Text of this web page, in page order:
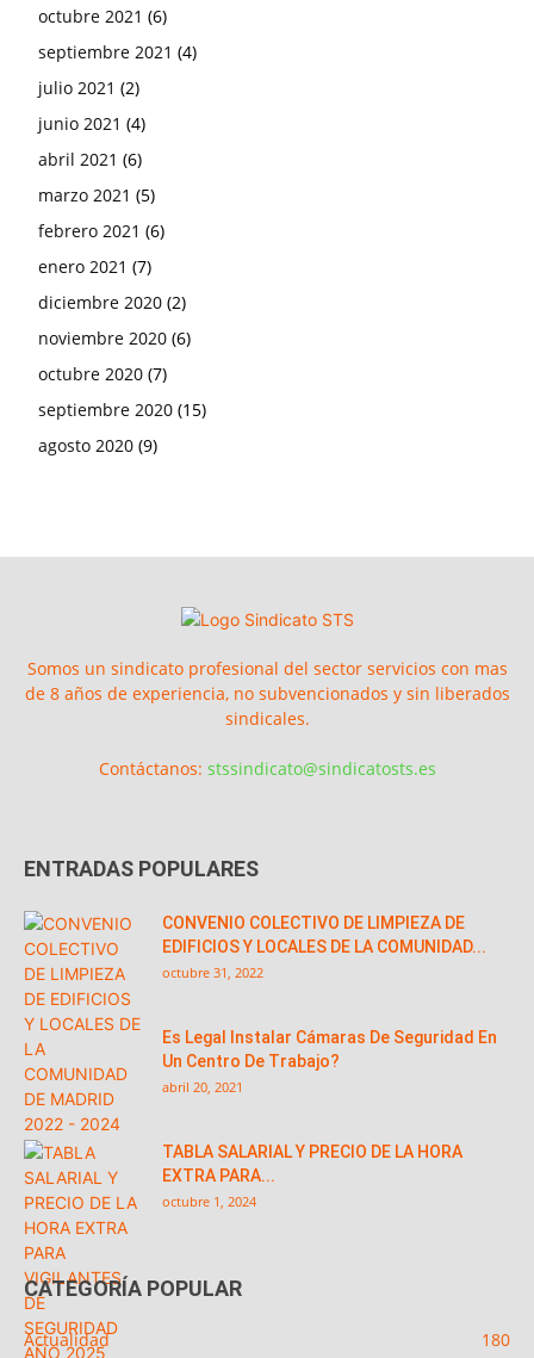
octubre 2021 (6)
septiembre 2021 (4)
julio 2021 (2)
junio 2021 (4)
abril 2021 (6)
marzo 2021 (5)
febrero 2021 (6)
enero 2021 (7)
diciembre 2020 (2)
noviembre 2020 (6)
octubre 2020 (7)
septiembre 2020 (15)
agosto 2020 (9)
Somos un sindicato profesional del sector servicios con mas
de 8 años de experiencia, no subvencionados y sin liberados
sindicales.
Contáctanos: stssindicato@sindicatosts.es
ENTRADAS POPULARES
CONVENIO COLECTIVO DE LIMPIEZA DE
EDIFICIOS Y LOCALES DE LA COMUNIDAD...
octubre 31, 2022
Es Legal Instalar Cámaras De Seguridad En
Un Centro De Trabajo?
abril 20, 2021
TABLA SALARIAL Y PRECIO DE LA HORA
EXTRA PARA...
octubre 1, 2024
CATEGORÍA POPULAR
Actualidad 180